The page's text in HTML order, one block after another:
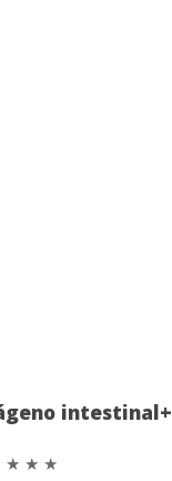
intestinal+
★ ★ ★